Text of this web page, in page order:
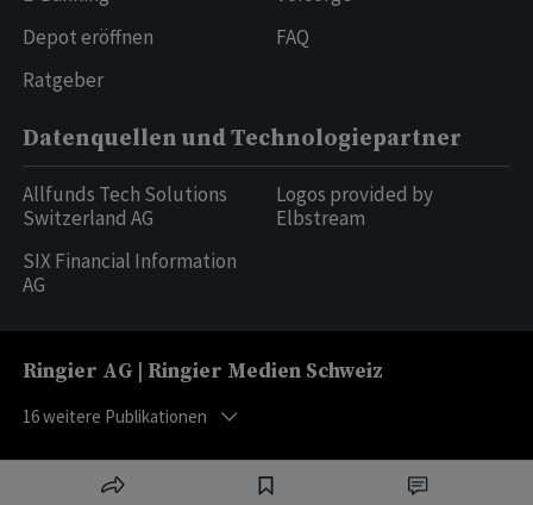
Depot eröffnen
Ratgeber
FAQ
Datenquellen und Technologiepartner
Allfunds Tech Solutions
Switzerland AG
SIX Financial Information
AG
Logos provided by
Elbstream
Ringier AG | Ringier Medien Schweiz
16weitere Publikationen